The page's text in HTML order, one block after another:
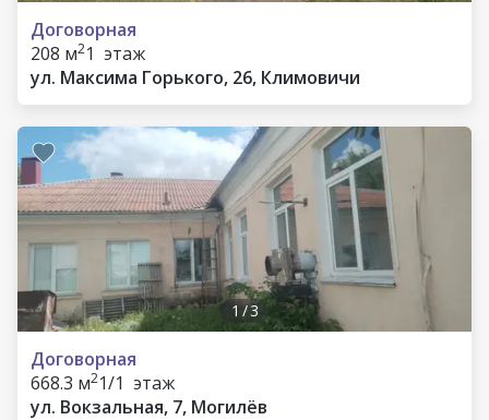
Договорная
208 м21 этаж
ул. Максима Горького, 26, Климовичи
1 /3
Договорная
668.3 м21/1 этаж
ул. Вокзальная, 7, Могилёв